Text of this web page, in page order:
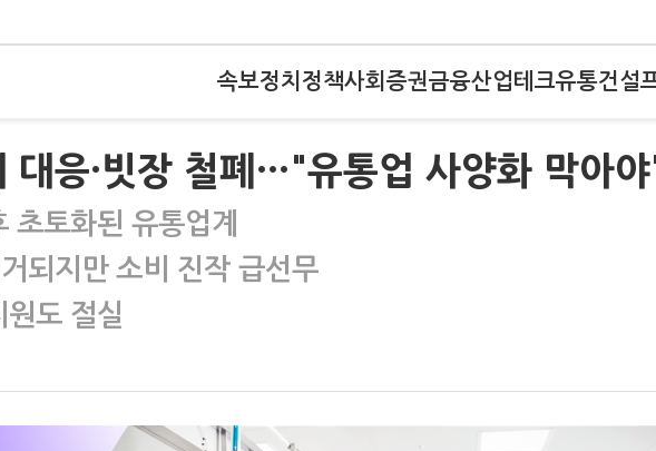
속보정치 정책사회 증권금융산업테크유통건설
대응·빗장 철폐…"유통업 사양화 막아
초토화된 유통업계
되지만 소비 진작 급선무
도 절실